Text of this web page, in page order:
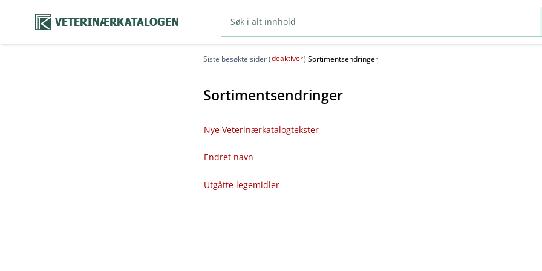
VETERINÆRKATALOGEN
Siste besøkte sider (deaktiver) Sortimentsendringer
Sortimentsendringer
Nye Veterinærkatalogtekster
Endret navn
Utgåtte legemidler